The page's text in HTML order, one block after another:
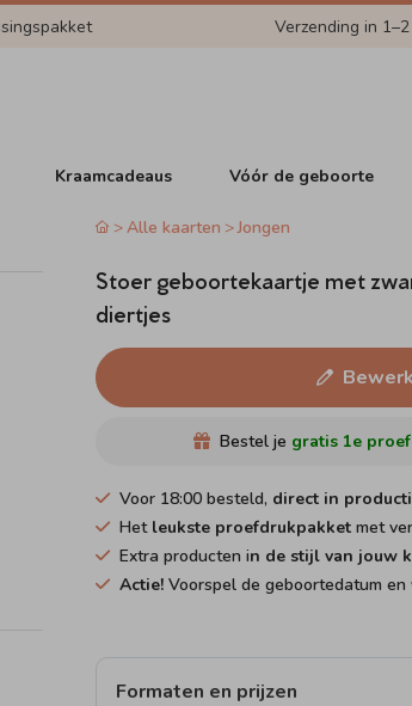
Verzending in
Kraamcadeaus Vóór de geboorte
Alle kaarten Jongen
Stoer geboortekaartje met
diertjes
Bestel je gratis 1e proef
Voor 18:00 besteld, direct in
Het leukste proefdrukpakketmet
Extra producten in de stijl van jouw
Actie!Voorspel de geboortedatum en
Formaten en prijzen